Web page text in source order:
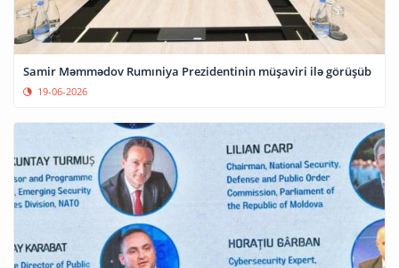
Samir Məmmədov Rumıniya Prezidentinin müşaviri ilə görüşüb
19-06-2026